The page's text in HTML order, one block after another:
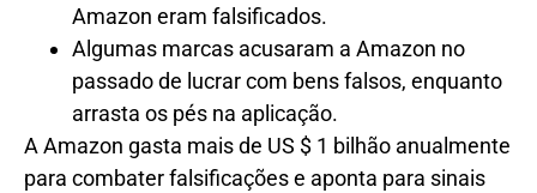
Amazon eram falsificados.
Algumas marcas acusaram a Amazon no
passado de lucrar com bens falsos, enquanto
arrasta os pés na aplicação.
A Amazon gasta mais de US $ 1 bilhão anualmente
para combater falsificações e aponta para sinais